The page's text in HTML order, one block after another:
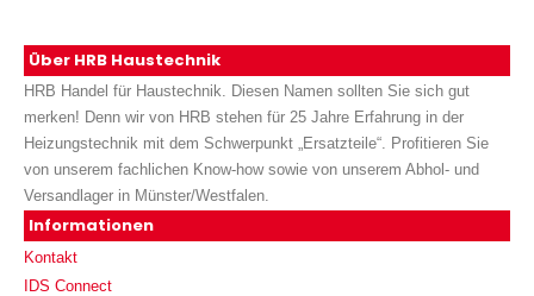
Über HRB Haustechnik
HRB Handel für Haustechnik. Diesen Namen sollten Sie sich gut
merken! Denn wir von HRB stehen für 25 Jahre Erfahrung in der
Heizungstechnik mit dem Schwerpunkt „Ersatzteile“. Profitieren Sie
von unserem fachlichen Know-how sowie von unserem Abhol- und
Versandlager in Münster/Westfalen.
Informationen
Kontakt
IDS Connect